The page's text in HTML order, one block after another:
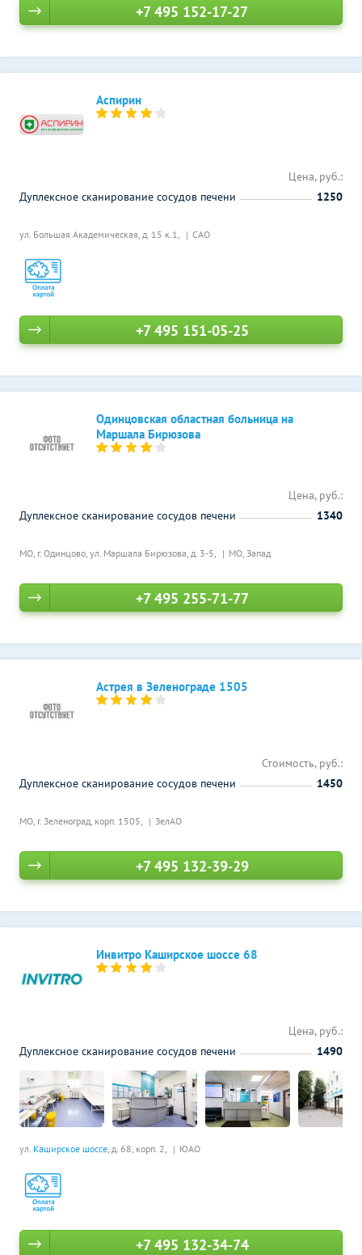
+7 495 152-17-27
Аспирин
ул. Большая Академическая, д. 15 к.1, САО
Цена, руб.:
Дуплексное сканирование сосудов печени
1250
+7 495 151-05-25
Одинцовская областная больница на
Маршала Бирюзова
МО, г. Одинцово, ул. Маршала Бирюзова, д. 3-5, МО, Запад
Цена, руб.:
Дуплексное сканирование сосудов печени
1340
+7 495 255-71-77
Астрея в Зеленограде 1505
МО, г. Зеленоград, корп. 1505, ЗелАО
Стоимость, руб.:
Дуплексное сканирование сосудов печени
1450
+7 495 132-39-29
Инвитро Каширское шоссе 68
ул. Каширское шоссе, д. 68, корп. 2, ЮАО
Цена, руб.:
Дуплексное сканирование сосудов печени
1490
+7 495 132-34-74